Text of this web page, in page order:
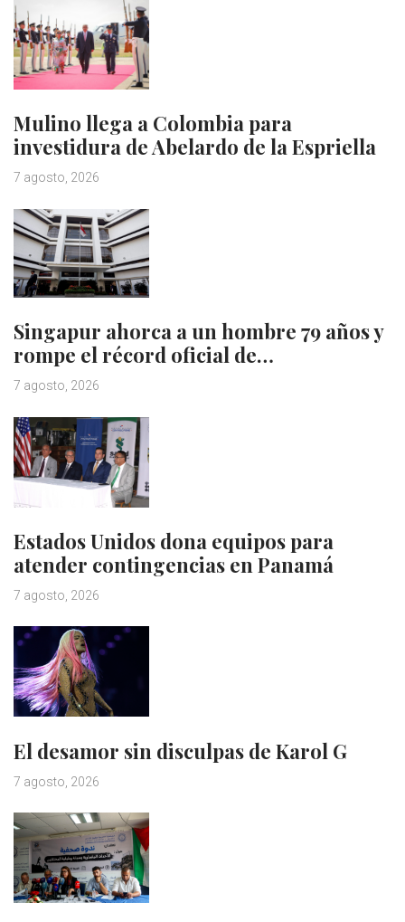
Mulino llega a Colombia para
investidura de Abelardo de la Espriella
7 agosto, 2026
Singapur ahorca a un hombre 79 años y
rompe el récord oficial de…
7 agosto, 2026
Estados Unidos dona equipos para
atender contingencias en Panamá
7 agosto, 2026
El desamor sin disculpas de Karol G
7 agosto, 2026